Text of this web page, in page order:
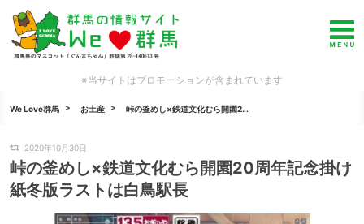
※当サイトはプロモーションが含まれています
We Love群馬 お土産 峠の釜めし×鉄道文化むら開園2...
2020年10月30日
峠の釜めし×鉄道文化むら開園20周年記念掛け
紙冬版ラストは白鳥駅長